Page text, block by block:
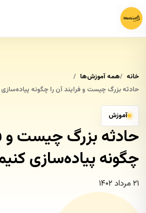
خانه
همه آموزش‌ها
حادثه بزرگ چیست و فرایند آن را چگونه
آموزش
حادثه بزرگ چیست و
چگونه پیاده‌سازی
۲۱ مرداد ۱۴۰۲